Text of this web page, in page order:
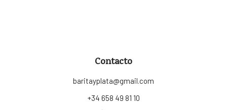
Contacto
baritayplata@gmail.com
+34 658 49 81 10